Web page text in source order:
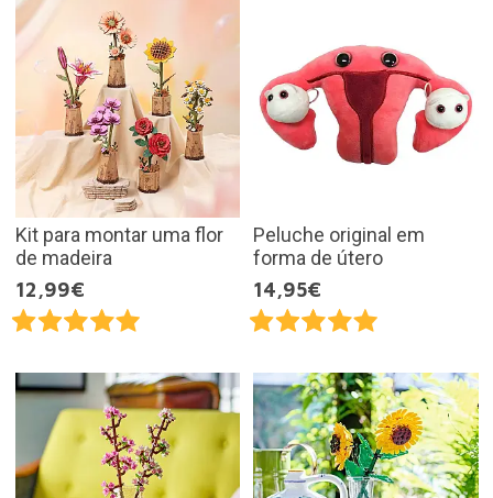
Kit para montar uma flor
de madeira
12,99€
Peluche original em
forma de útero
14,95€